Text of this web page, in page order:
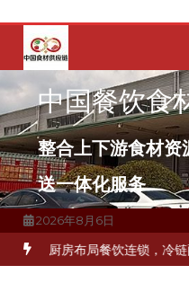
容
中国餐饮食
整合上下游食材资
送一体化服务
2026年8月6日
食材流通难题？ 杭州中央厨房